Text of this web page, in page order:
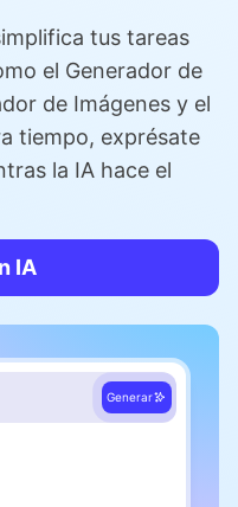
tus tareas
el Generador de
de Imágenes y el
tiempo, exprésate
la IA hace el
IA
Generar